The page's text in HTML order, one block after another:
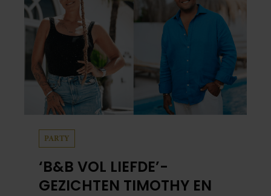
PARTY
‘B&B VOL LIEFDE’-
GEZICHTEN TIMOTHY EN